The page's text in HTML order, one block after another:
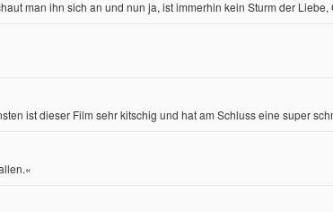
man ihn sich an und nun ja, ist immerhin kein Sturm der Liebe,
ist dieser Film sehr kitschig und hat am Schluss eine super